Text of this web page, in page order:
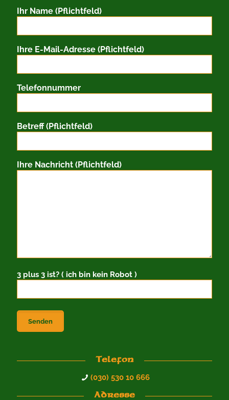
Ihr Name (Pflichtfeld)
Ihre E-Mail-Adresse (Pflichtfeld)
Telefonnummer
Betreff (Pflichtfeld)
Ihre Nachricht (Pflichtfeld)
3 plus 3 ist? ( ich bin kein Robot )
Telefon
(030) 530 10 666
Adresse